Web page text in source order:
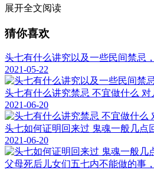
展开全文阅读
猜你喜欢
头七有什么讲究以及一些民间禁忌
2021-05-22
头七有什么讲究禁忌 不宜做什么 对
2021-06-20
头七如何证明回来过 鬼魂一般几点
2021-06-20
父母死后儿女们五七内不能做的事